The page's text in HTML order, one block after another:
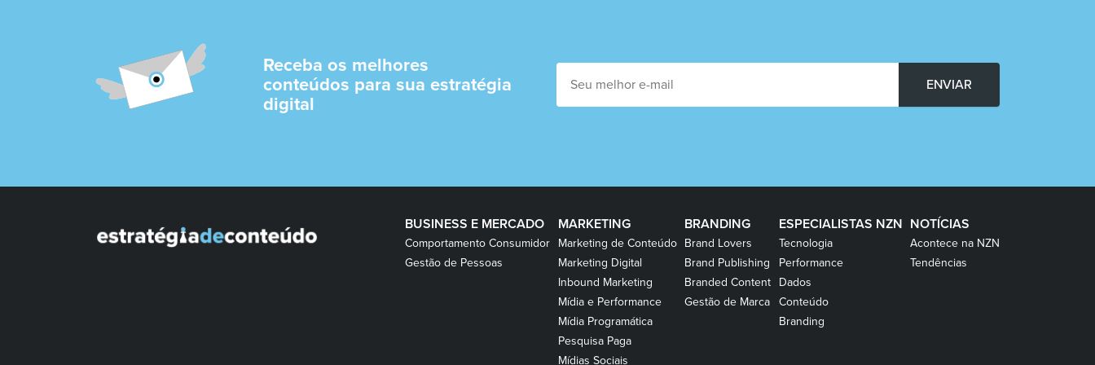
Receba os melhores
conteúdos para sua estratégia
digital
ENVIAR
BUSINESS E MERCADO
Comportamento Consumidor
Gestão de Pessoas
MARKETING
Marketing de Conteúdo
Marketing Digital
Inbound Marketing
Mídia e Performance
Mídia Programática
Pesquisa Paga
Mídias Sociais
BRANDING
Brand Lovers
Brand Publishing
Branded Content
Gestão de Marca
ESPECIALISTAS NZN
Tecnologia
Performance
Dados
Conteúdo
Branding
NOTÍCIAS
Acontece na NZN
Tendências